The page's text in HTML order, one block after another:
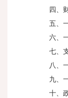
四、
五、
六、
七、
八、
九、
十、